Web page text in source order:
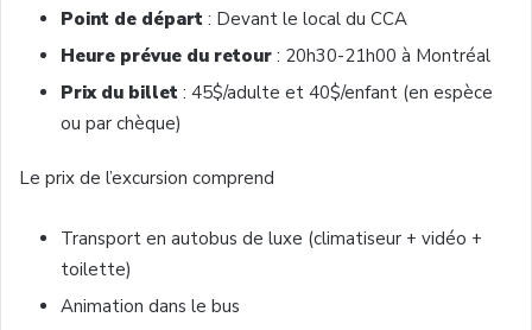
Point de départ : Devant le local du CCA
Heure prévue du retour : 20h30-21h00 à Montréal
Prix du billet : 45$/adulte et 40$/enfant (en espèce
ou par chèque)
Le prix de l’excursion comprend
Transport en autobus de luxe (climatiseur + vidéo +
toilette)
Animation dans le bus